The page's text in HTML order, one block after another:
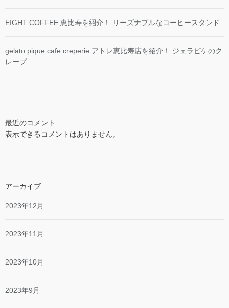
EIGHT COFFEE 恵比寿を紹介！ リーズナブルなコーヒースタンド
gelato pique cafe creperie アトレ恵比寿店を紹介！ ジェラピケのク
レープ
最近のコメント
表示できるコメントはありません。
アーカイブ
2023年12月
2023年11月
2023年10月
2023年9月